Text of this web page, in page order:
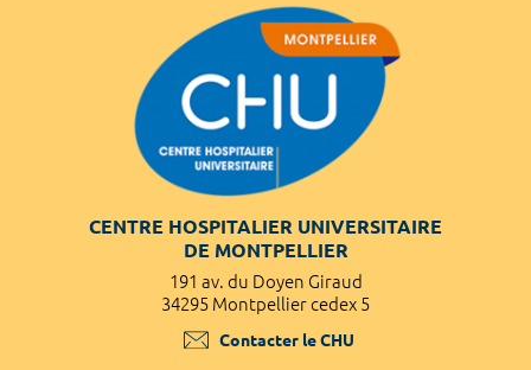
CENTRE HOSPITALIER UNIVERSITAIRE
DE MONTPELLIER
191 av. du Doyen Giraud
34295 Montpellier cedex 5
Contacter le CHU